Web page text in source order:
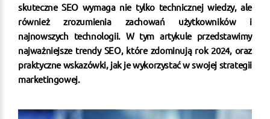
skuteczne SEO wymaga nie tylko technicznej wiedzy, ale
również zrozumienia zachowań użytkowników i
najnowszych technologii. W tym artykule przedstawimy
najważniejsze trendy SEO, które zdominują rok 2024, oraz
praktyczne wskazówki, jak je wykorzystać w swojej strategii
marketingowej.